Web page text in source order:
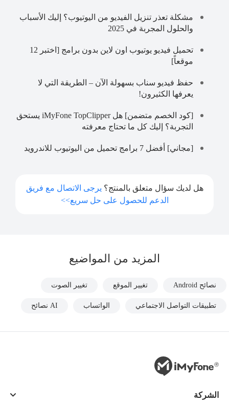
مشكلة تعذر تنزيل الفيديو من اليوتيوب؟ إليك الأسباب
والحلول المجربة في 2025
تحميل فيديو يوتيوب اون لاين بدون برامج [اختبر 12
موقعاً]
حفظ فيديو سناب بسهولة الآن – الطريقة التي لا
يعرفها الكثيرون!
[كود الخصم متضمن] هل iMyFone TopClipper يستحق
التجربة؟ إليك كل ما تحتاج معرفته
[مجاني] أفضل 7 برامج تحميل من اليوتيوب للاندرويد
هل لديك سؤال متعلق بالمنتج؟ يرجى الاتصال مع فريق
الدعم للحصول على حل سريع>>
المزيد من المواضيع
نصائح Android تغيير الموقع تغيير الصوت
تطبيقات التواصل الاجتماعي الواتساب AI نصائح
الشركة